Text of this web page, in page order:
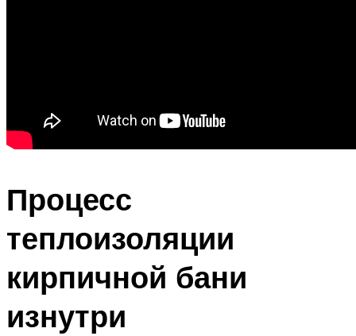
Процесс
теплоизоляции
кирпичной бани
изнутри